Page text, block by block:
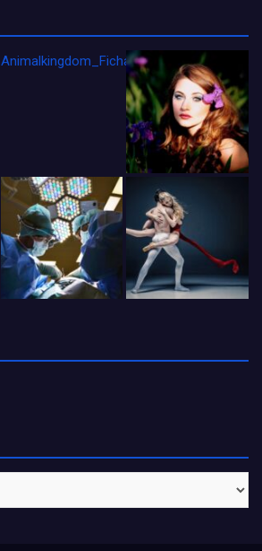
Animalkingdom_FichaCine